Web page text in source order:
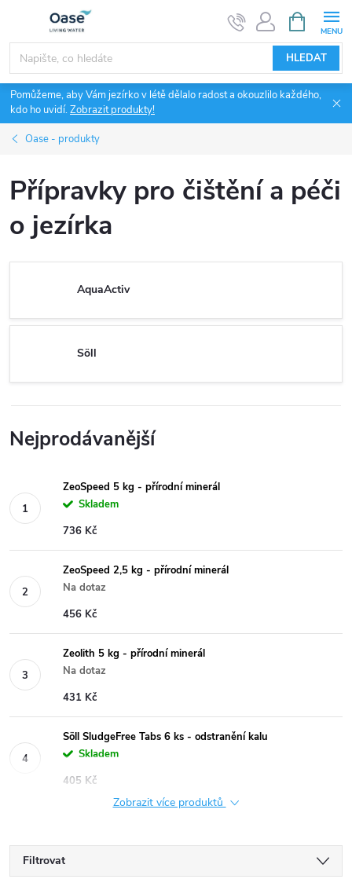
obsah
HLEDAT
NÁKUPNÍ
KOŠÍK
Pomůžeme, aby Vám jezírko v létě dělalo radost a okouzlilo každého,
kdo ho uvidí.Zobrazit produkty!
Oase - produkty
Přípravky pro čištění a péči
o jezírka
AquaActiv
Söll
Nejprodávanější
ZeoSpeed 5 kg - přírodní minerál
Skladem
736 Kč
ZeoSpeed 2,5 kg - přírodní minerál
Na dotaz
456 Kč
Zeolith 5 kg - přírodní minerál
Na dotaz
431 Kč
Söll SludgeFree Tabs 6 ks - odstranění kalu
Skladem
405 Kč
Zobrazit více produktů
Filtrovat